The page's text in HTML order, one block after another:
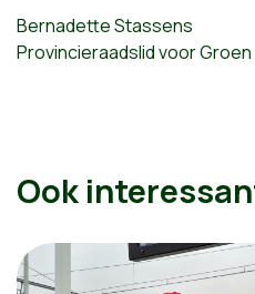
Bernadette Stassens
Provincieraadslid voor Groen
Ook